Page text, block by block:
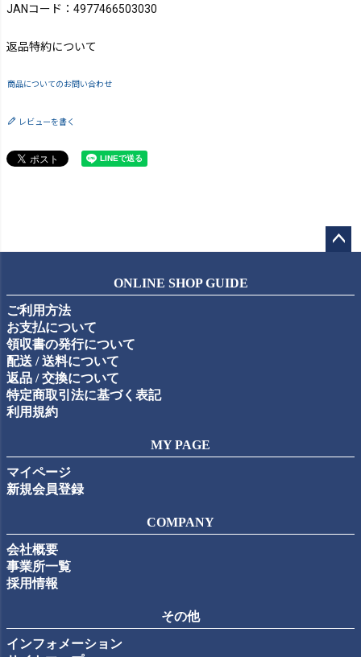
JANコード：4977466503030
返品特約について
商品についてのお問い合わせ
レビューを書く
ップ
ONLINE SHOP GUIDE
ご利用方法
お支払について
領収書の発行について
配送 / 送料について
返品 / 交換について
特定商取引法に基づく表記
利用規約
MY PAGE
マイページ
新規会員登録
COMPANY
会社概要
事業所一覧
採用情報
その他
インフォメーション